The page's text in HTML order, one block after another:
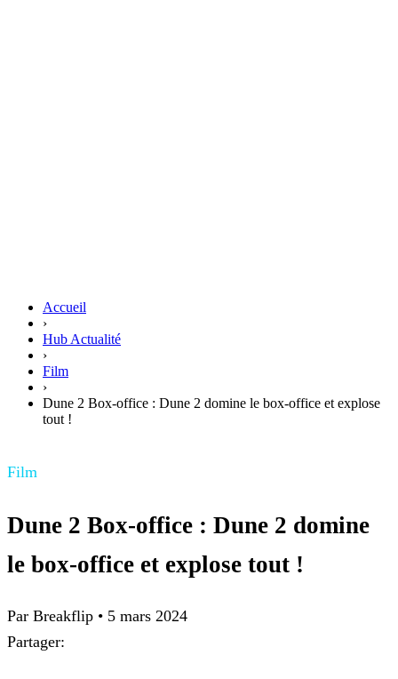
Accueil
›
Hub Actualité
›
Film
›
Dune 2 Box-office : Dune 2 domine le box-office et explose
tout !
Film
Dune 2 Box-office : Dune 2 domine
le box-office et explose tout !
Par Breakflip • 5 mars 2024
Partager: